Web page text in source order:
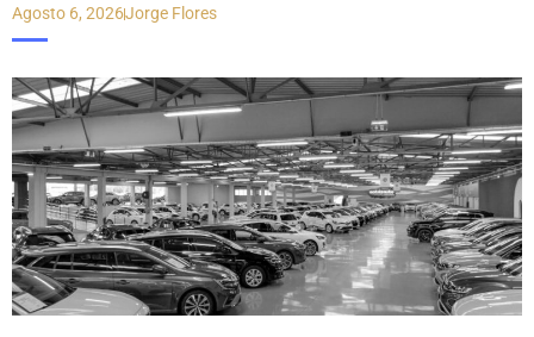
Agosto 6, 2026Jorge Flores